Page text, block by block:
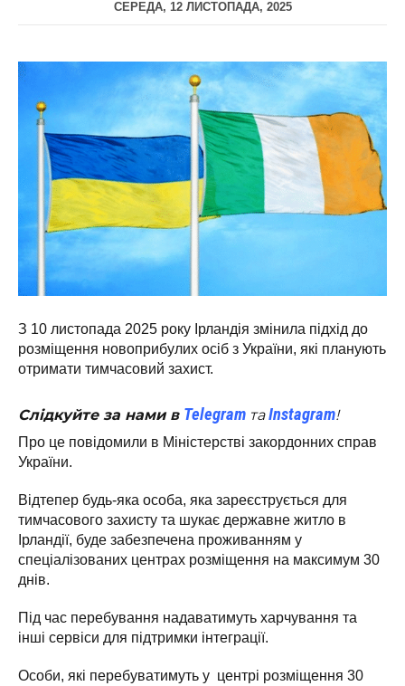
СЕРЕДА, 12 ЛИСТОПАДА, 2025
З 10 листопада 2025 року Ірландія змінила підхід до
розміщення новоприбулих осіб з України, які планують
отримати тимчасовий захист.
Слідкуйте за нами в Telegram таInstagram!
Про це повідомили в Міністерстві закордонних справ
України.
Відтепер будь-яка особа, яка зареєструється для
тимчасового захисту та шукає державне житло в
Ірландії, буде забезпечена проживанням у
спеціалізованих центрах розміщення на максимум 30
днів.
Під час перебування надаватимуть харчування та
інші сервіси для підтримки інтеграції.
Особи, які перебуватимуть у центрі розміщення 30